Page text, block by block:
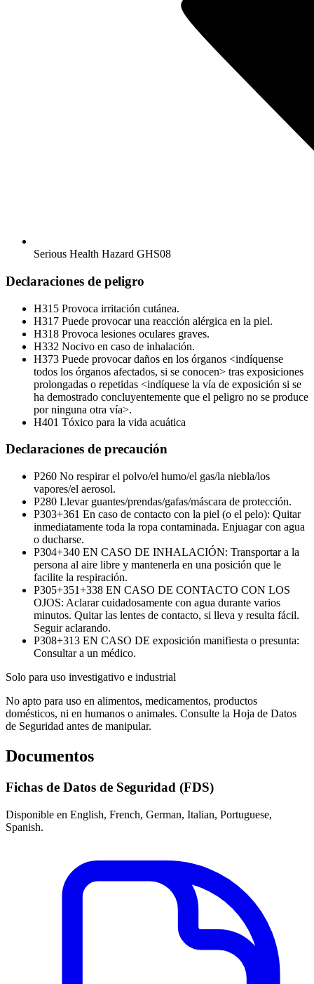
Serious Health Hazard GHS08
Declaraciones de peligro
H315 Provoca irritación cutánea.
H317 Puede provocar una reacción alérgica en la piel.
H318 Provoca lesiones oculares graves.
H332 Nocivo en caso de inhalación.
H373 Puede provocar daños en los órganos <indíquense
todos los órganos afectados, si se conocen> tras exposiciones
prolongadas o repetidas <indíquese la vía de exposición si se
ha demostrado concluyentemente que el peligro no se produce
por ninguna otra vía>.
H401 Tóxico para la vida acuática
Declaraciones de precaución
P260 No respirar el polvo/el humo/el gas/la niebla/los
vapores/el aerosol.
P280 Llevar guantes/prendas/gafas/máscara de protección.
P303+361 En caso de contacto con la piel (o el pelo): Quitar
inmediatamente toda la ropa contaminada. Enjuagar con agua
o ducharse.
P304+340 EN CASO DE INHALACIÓN: Transportar a la
persona al aire libre y mantenerla en una posición que le
facilite la respiración.
P305+351+338 EN CASO DE CONTACTO CON LOS
OJOS: Aclarar cuidadosamente con agua durante varios
minutos. Quitar las lentes de contacto, si lleva y resulta fácil.
Seguir aclarando.
P308+313 EN CASO DE exposición manifiesta o presunta:
Consultar a un médico.
Solo para uso investigativo e industrial
No apto para uso en alimentos, medicamentos, productos
domésticos, ni en humanos o animales. Consulte la Hoja de Datos
de Seguridad antes de manipular.
Documentos
Fichas de Datos de Seguridad (FDS)
Disponible en English, French, German, Italian, Portuguese,
Spanish.